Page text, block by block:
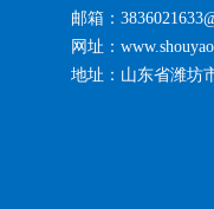
邮箱：
网址：
地址：山东省潍坊